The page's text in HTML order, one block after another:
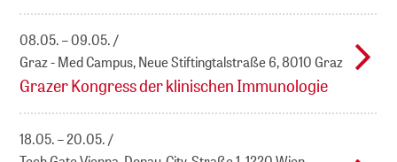
08.05. – 09.05.
Graz - Med Campus, Neue Stiftingtalstraße 6, 8010 Graz
Grazer Kongress der klinischen Immunologie
18.05. – 20.05.